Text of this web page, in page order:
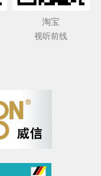
淘宝
视听前线